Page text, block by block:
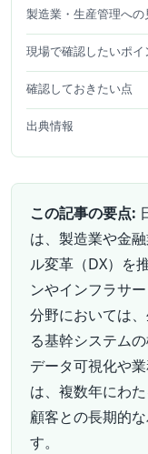
製造業・生産管理への
現場で確認したいポイ
確認しておきたい点
出典情報
この記事の要点:
は、製造業や金
ル変革（DX）を
ンやインフラサ
分野においては
る基幹システム
データ可視化や
は、複数年にわ
顧客との長期的
す。